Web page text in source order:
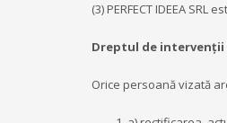
(3) PERFECT IDEEA
Dreptul de
Orice persoană vizată